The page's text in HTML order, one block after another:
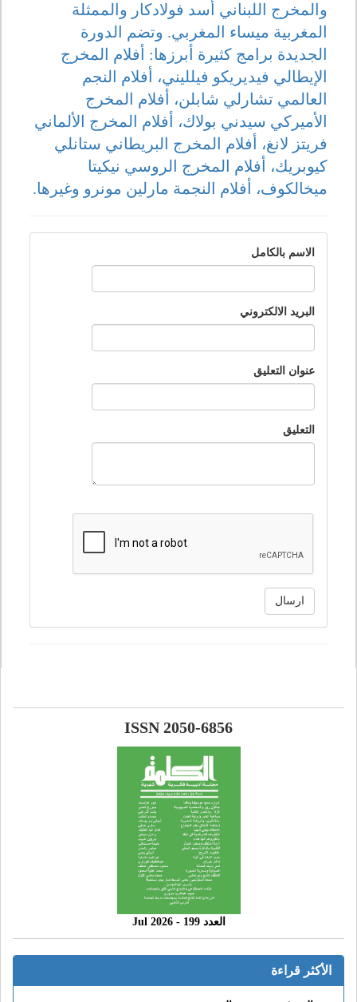
والمخرج اللبناني أسد فولادكار والممثلة
المغربية ميساء المغربي. وتضم الدورة
الجديدة برامج كثيرة أبرزها: أفلام المخرج
الإيطالي فيديريكو فيلليني، أفلام النجم
العالمي تشارلي شابلن، أفلام المخرج
الأميركي سيدني بولاك، أفلام المخرج الألماني
فريتز لانغ، أفلام المخرج البريطاني ستانلي
كيوبريك، أفلام المخرج الروسي نيكيتا
ميخالكوف، أفلام النجمة مارلين مونرو وغيرها.
الاسم بالكامل
البريد الالكتروني
عنوان التعليق
التعليق
ارسال
ISSN 2050-6856
العدد 199 - 2026 Jul
الأكثر قراءة